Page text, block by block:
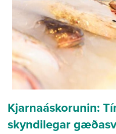
Kjarnaáskorunin:
skyndilegar